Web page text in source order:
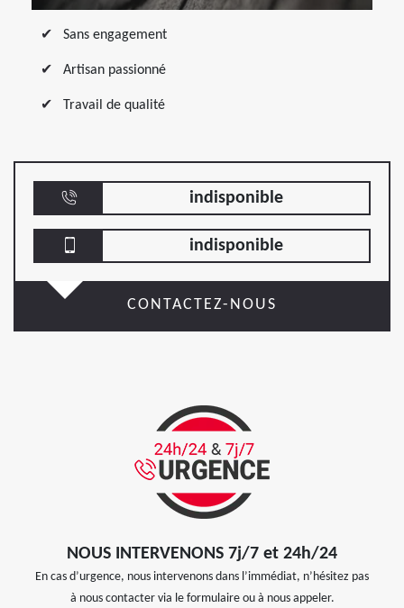
Sans engagement
Artisan passionné
Travail de qualité
indisponible
indisponible
CONTACTEZ-NOUS
NOUS INTERVENONS 7j/7 et 24h/24
En cas d’urgence, nous intervenons dans l’immédiat, n’hésitez pas
à nous contacter via le formulaire ou à nous appeler.